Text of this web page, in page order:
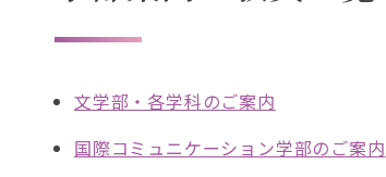
文学部・各学科のご案内
国際コミュニケーション学部のご案内